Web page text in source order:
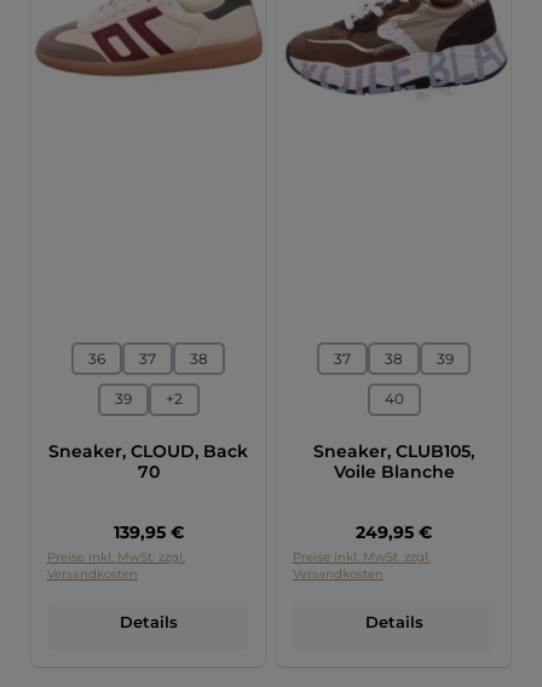
Größe auswählen
36 37 38
39 +2
Sneaker, CLOUD, Back
70
Regulärer Preis:
139,95 €
Preise inkl. MwSt. zzgl.
Versandkosten
Details
Größe auswählen
37 38 39
40
Sneaker, CLUB105,
Voile Blanche
Regulärer Preis:
249,95 €
Preise inkl. MwSt. zzgl.
Versandkosten
Details